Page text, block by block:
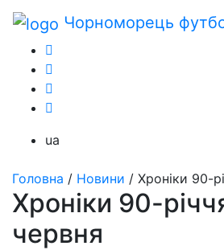
Чорноморець
ua
Головна / Новини / Хроніки 90-
Хроніки 90-
червня